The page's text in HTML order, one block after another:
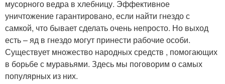
мусорного ведра в хлебницу. Эффективное
уничтожение гарантировано, если найти гнездо с
самкой, что бывает сделать очень непросто. Но выход
есть – яд в гнездо могут принести рабочие особи.
Существует множество народных средств , помогающих
в борьбе с муравьями. Здесь мы поговорим о самых
популярных из них.